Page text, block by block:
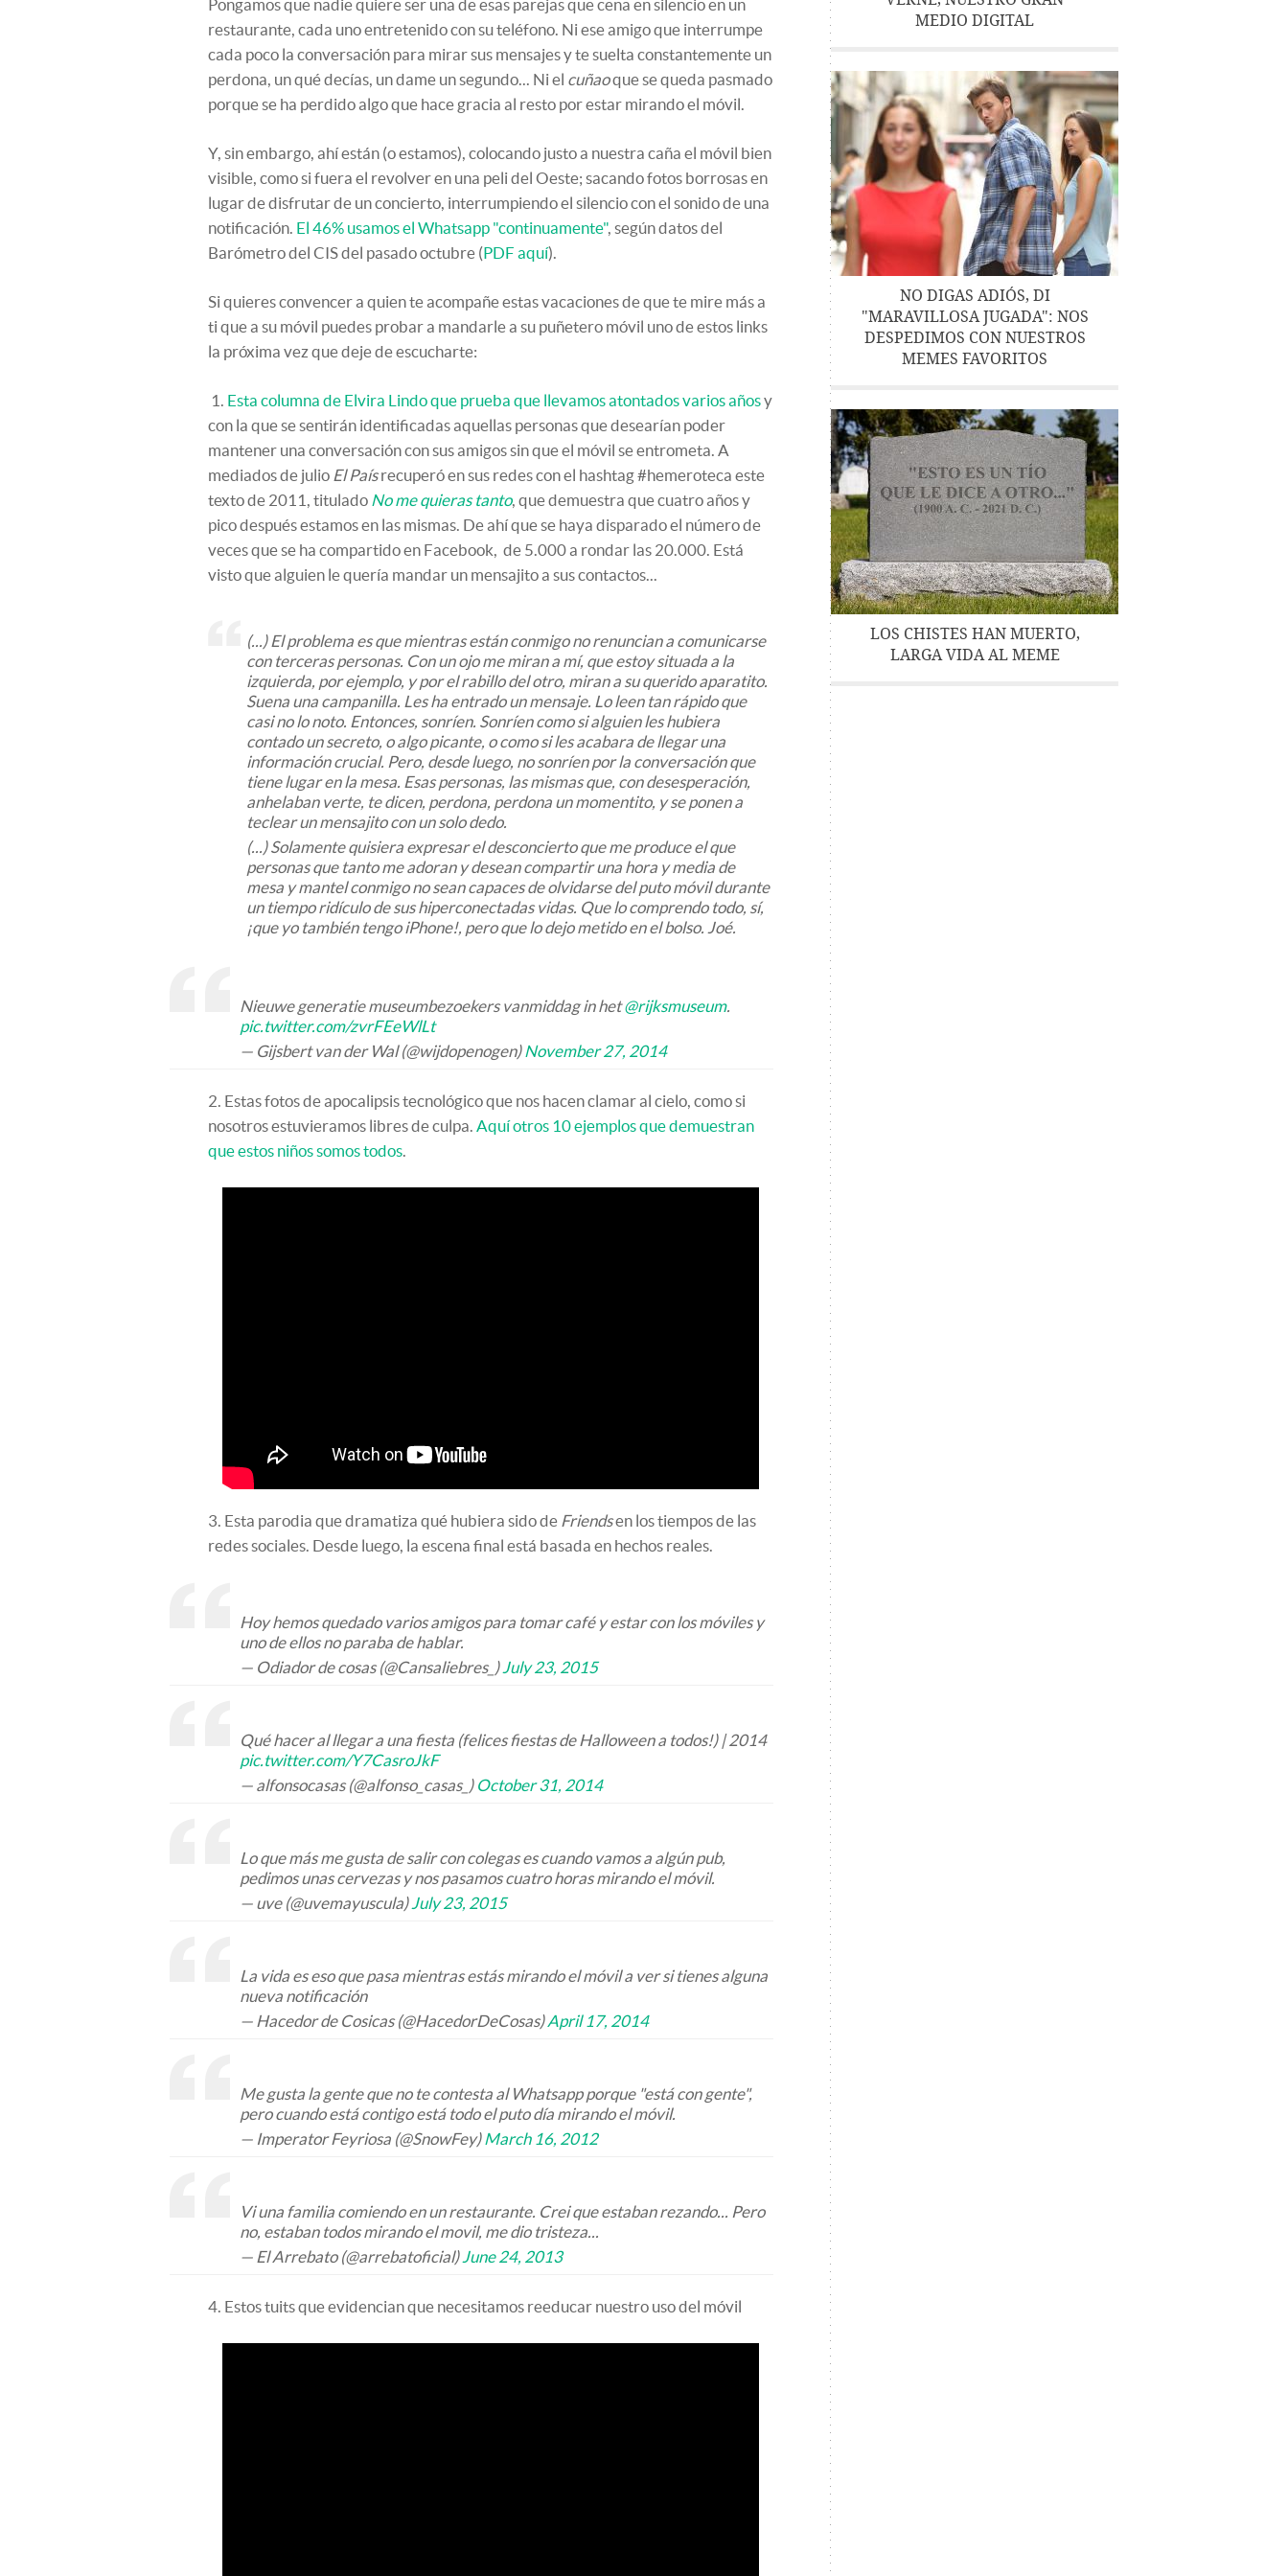
Pongamos que nadie quiere ser una de esas parejas que cena en silencio en un
restaurante, cada uno entretenido con su teléfono. Ni ese amigo que interrumpe
cada poco la conversación para mirar sus mensajes y te suelta constantemente un
perdona, un qué decías, un dame un segundo... Ni el cuñaoque se queda pasmado
porque se ha perdido algo que hace gracia al resto por estar mirando el móvil.
Y, sin embargo, ahí están (o estamos), colocando justo a nuestra caña el móvil bien
visible, como si fuera el revolver en una peli del Oeste; sacando fotos borrosas en
lugar de disfrutar de un concierto, interrumpiendo el silencio con el sonido de una
notificación. El 46% usamos el Whatsapp "continuamente", según datos del
Barómetro del CIS del pasado octubre (PDF aquí).
Si quieres convencer a quien te acompañe estas vacaciones de que te mire más a
ti que a su móvil puedes probar a mandarle a su puñetero móvil uno de estos links
la próxima vez que deje de escucharte:
1. Esta columna de Elvira Lindo que prueba que llevamos atontados varios añosy
con la que se sentirán identificadas aquellas personas que desearían poder
mantener una conversación con sus amigos sin que el móvil se entrometa. A
mediados de julio El Paísrecuperó en sus redes con el hashtag #hemeroteca este
texto de 2011, titulado No me quieras tanto, que demuestra que cuatro años y
pico después estamos en las mismas. De ahí que se haya disparado el número de
veces que se ha compartido en Facebook, de 5.000 a rondar las 20.000. Está
visto que alguien le quería mandar un mensajito a sus contactos...
(...) El problema es que mientras están conmigo no renuncian a comunicarse
con terceras personas. Con un ojo me miran a mí, que estoy situada a la
izquierda, por ejemplo, y por el rabillo del otro, miran a su querido aparatito.
Suena una campanilla. Les ha entrado un mensaje. Lo leen tan rápido que
casi no lo noto. Entonces, sonríen. Sonríen como si alguien les hubiera
contado un secreto, o algo picante, o como si les acabara de llegar una
información crucial. Pero, desde luego, no sonríen por la conversación que
tiene lugar en la mesa. Esas personas, las mismas que, con desesperación,
anhelaban verte, te dicen, perdona, perdona un momentito, y se ponen a
teclear un mensajito con un solo dedo.
(...) Solamente quisiera expresar el desconcierto que me produce el que
personas que tanto me adoran y desean compartir una hora y media de
mesa y mantel conmigo no sean capaces de olvidarse del puto móvil durante
un tiempo ridículo de sus hiperconectadas vidas. Que lo comprendo todo, sí,
¡que yo también tengo iPhone!, pero que lo dejo metido en el bolso. Joé.
Nieuwe generatie museumbezoekers vanmiddag in het@rijksmuseum.
pic.twitter.com/zvrFEeWlLt
— Gijsbert van der Wal (@wijdopenogen)November 27, 2014
2. Estas fotos de apocalipsis tecnológico que nos hacen clamar al cielo, como si
nosotros estuvieramos libres de culpa. Aquí otros 10 ejemplos que demuestran
que estos niños somos todos.
3. Esta parodia que dramatiza qué hubiera sido de Friendsen los tiempos de las
redes sociales. Desde luego, la escena final está basada en hechos reales.
Hoy hemos quedado varios amigos para tomar café y estar con los móviles y
uno de ellos no paraba de hablar.
— Odiador de cosas (@Cansaliebres_)July 23, 2015
Qué hacer al llegar a una fiesta (felices fiestas de Halloween a todos!) | 2014
pic.twitter.com/Y7CasroJkF
— alfonsocasas (@alfonso_casas_) October 31, 2014
Lo que más me gusta de salir con colegas es cuando vamos a algún pub,
pedimos unas cervezas y nos pasamos cuatro horas mirando el móvil.
— uve (@uvemayuscula)July 23, 2015
La vida es eso que pasa mientras estás mirando el móvil a ver si tienes alguna
nueva notificación
— Hacedor de Cosicas (@HacedorDeCosas)April 17, 2014
Me gusta la gente que no te contesta al Whatsapp porque "está con gente",
pero cuando está contigo está todo el puto día mirando el móvil.
— Imperator Feyriosa (@SnowFey)March 16, 2012
Vi una familia comiendo en un restaurante. Crei que estaban rezando... Pero
no, estaban todos mirando el movil, me dio tristeza...
— El Arrebato (@arrebatoficial)June 24, 2013
4. Estos tuits que evidencian que necesitamos reeducar nuestro uso del móvil
MEDIO DIGITAL
NO DIGAS ADIÓS, DI
"MARAVILLOSA JUGADA": NOS
DESPEDIMOS CON NUESTROS
MEMES FAVORITOS
LOS CHISTES HAN MUERTO,
LARGA VIDA AL MEME